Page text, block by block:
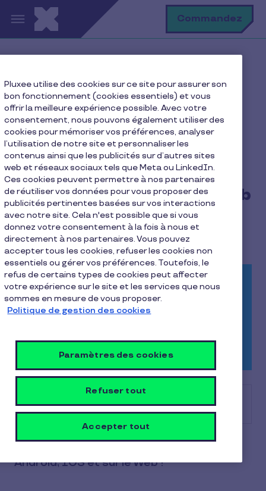
Aller au contenu principal Commandez
Lancement de l’application Pluxee sur Android, IOS et
sur le Web !
Lancement de
l’application Pluxee sur
Android, IOS et sur le Web
!
1 min de lecture 9/02/2021
Sommaire
Android, IOS et sur le Web !
Pluxee utilise des cookies sur ce site pour assurer son
bon fonctionnement (cookies essentiels) et vous
offrir la meilleure expérience possible. Avec votre
consentement, nous pouvons également utiliser des
cookies pour mémoriser vos préférences, analyser
l’utilisation de notre site et personnaliser les
contenus ainsi que les publicités sur d’autres sites
web et réseaux sociaux tels que Meta ou LinkedIn.
Ces cookies peuvent permettre à nos partenaires
de réutiliser vos données pour vous proposer des
publicités pertinentes basées sur vos interactions
avec notre site. Cela n'est possible que si vous
donnez votre consentement à la fois à nous et
directement à nos partenaires. Vous pouvez
accepter tous les cookies, refuser les cookies non
essentiels ou gérer vos préférences. Toutefois, le
refus de certains types de cookies peut affecter
votre expérience sur le site et les services que nous
sommes en mesure de vous proposer.
Politique de gestion des cookies
Paramètres des cookies
Refuser tout
Accepter tout